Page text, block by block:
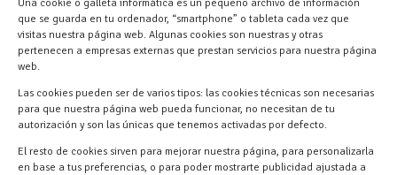
Una cookie o galleta informática es un pequeño archivo de información
que se guarda en tu ordenador, “smartphone” o tableta cada vez que
visitas nuestra página web. Algunas cookies son nuestras y otras
pertenecen a empresas externas que prestan servicios para nuestra página
web.
Las cookies pueden ser de varios tipos: las cookies técnicas son necesarias
para que nuestra página web pueda funcionar, no necesitan de tu
autorización y son las únicas que tenemos activadas por defecto.
El resto de cookies sirven para mejorar nuestra página, para personalizarla
en base a tus preferencias, o para poder mostrarte publicidad ajustada a
Materiales Manuel Martín Ctra.
Turégano-Navas de Oro, 47, 40280
Navalmanzano, Segovia, ESPAÑA